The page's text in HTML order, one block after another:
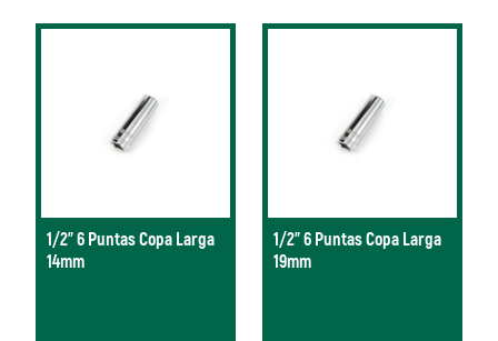
1/2" 6 Puntas Copa Larga
14mm
1/2" 6 Puntas Copa Larga
19mm